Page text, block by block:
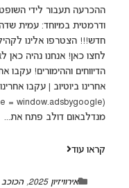
ההכרעה תעבור לידי
ודרמטית במיוחד: עמית
חדש!!! הצטרפו אלינו
לחצו כאן! אנחנו נהיה כאן
הדיווחים וההימורים! עקבו
אחרינו ביוטיוב | עקבו
מנדלבאום דולב פתח את...
קראו עוד
אירוויזיון 2025 ,הכוכב הבא 2025